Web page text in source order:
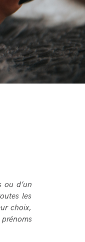
ou d’un
les
choix,